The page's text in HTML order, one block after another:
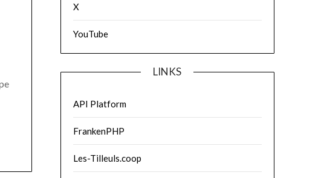
X
YouTube
LINKS
API Platform
FrankenPHP
Les-Tilleuls.coop